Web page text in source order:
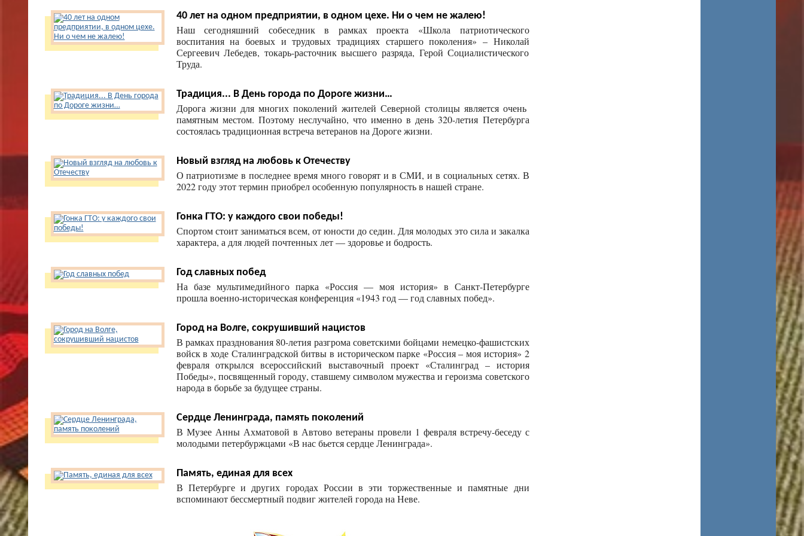
40 лет на одном предприятии, в одном цехе. Ни о чем не жалею!
Наш сегодняшний собеседник в рамках проекта «Школа патриотического
воспитания на боевых и трудовых традициях старшего поколения» – Николай
Сергеевич Лебедев, токарь-расточник высшего разряда, Герой Социалистического
Труда.
Традиция... В День города по Дороге жизни…
Дорога жизни для многих поколений жителей Северной столицы является очень
памятным местом. Поэтому неслучайно, что именно в день 320-летия Петербурга
состоялась традиционная встреча ветеранов на Дороге жизни.
Новый взгляд на любовь к Отечеству
О патриотизме в последнее время много говорят и в СМИ, и в социальных сетях. В
2022 году этот термин приобрел особенную популярность в нашей стране.
Гонка ГТО: у каждого свои победы!
Спортом стоит заниматься всем, от юности до седин. Для молодых это сила и закалка
характера, а для людей почтенных лет — здоровье и бодрость.
Год славных побед
На базе мультимедийного парка «Россия — моя история» в Санкт-Петербурге
прошла военно-историческая конференция «1943 год — год славных побед».
Город на Волге, сокрушивший нацистов
В рамках празднования 80-летия разгрома советскими бойцами немецко-фашистских
войск в ходе Сталинградской битвы в историческом парке «Россия – моя история» 2
февраля открылся всероссийский выставочный проект «Сталинград – история
Победы», посвященный городу, ставшему символом мужества и героизма советского
народа в борьбе за будущее страны.
Сердце Ленинграда, память поколений
В Музее Анны Ахматовой в Автово ветераны провели 1 февраля встречу-беседу с
молодыми петербуржцами «В нас бьется сердце Ленинграда».
Память, единая для всех
В Петербурге и других городах России в эти торжественные и памятные дни
вспоминают бессмертный подвиг жителей города на Неве.